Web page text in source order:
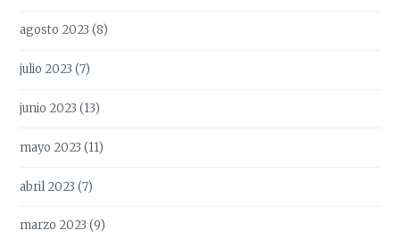
agosto 2023 (8)
julio 2023 (7)
junio 2023 (13)
mayo 2023 (11)
abril 2023 (7)
marzo 2023 (9)